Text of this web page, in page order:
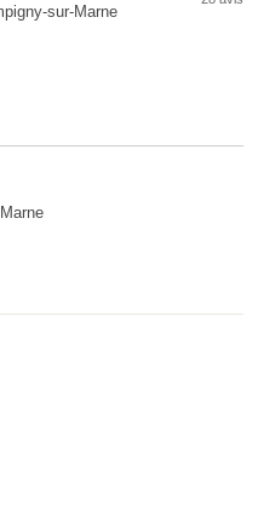
sur-Marne